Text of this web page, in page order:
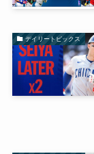
デイリートピックス